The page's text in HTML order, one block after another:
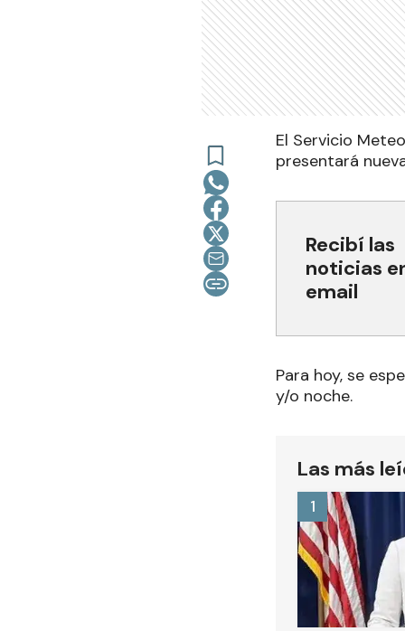
El Servicio
presentará
Recibí las
noticias
email
Para hoy, se
y/o noche.
Las más
1